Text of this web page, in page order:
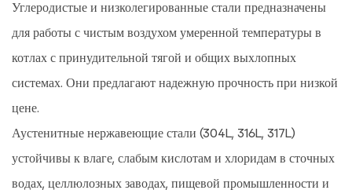
Углеродистые и низколегированные стали предназначены
для работы с чистым воздухом умеренной температуры в
котлах с принудительной тягой и общих выхлопных
системах. Они предлагают надежную прочность при низкой
цене.
Аустенитные нержавеющие стали (304L, 316L, 317L)
устойчивы к влаге, слабым кислотам и хлоридам в сточных
водах, целлюлозных заводах, пищевой промышленности и